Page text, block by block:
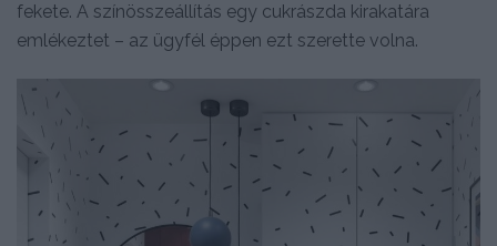
fekete. A színösszeállítás egy cukrászda kirakatára
emlékeztet – az ügyfél éppen ezt szerette volna.